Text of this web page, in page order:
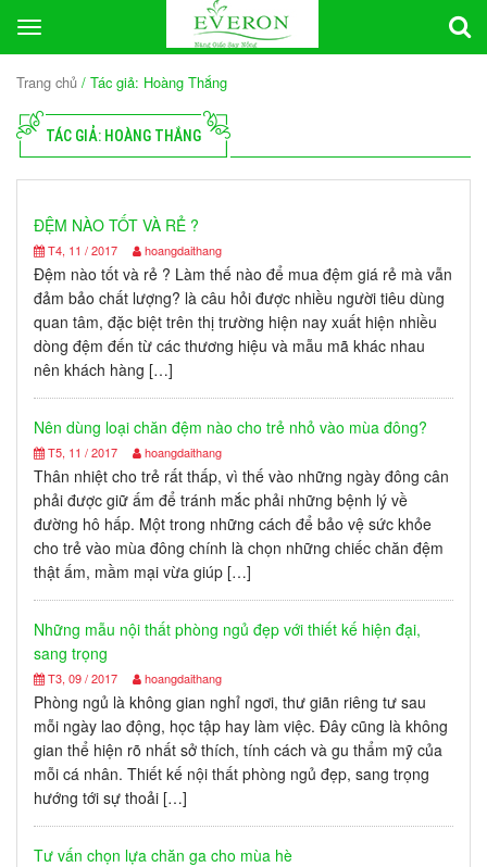
Toggle
navigation
Trang chủ / Tác giả: Hoàng Thắng
TÁC GIẢ: HOÀNG THẮNG
ĐỆM NÀO TỐT VÀ RẺ ?
T4, 11 / 2017 hoangdaithang
Đệm nào tốt và rẻ ? Làm thế nào để mua đệm giá rẻ mà vẫn
đảm bảo chất lượng? là câu hỏi được nhiều người tiêu dùng
quan tâm, đặc biệt trên thị trường hiện nay xuất hiện nhiều
dòng đệm đến từ các thương hiệu và mẫu mã khác nhau
nên khách hàng […]
Nên dùng loại chăn đệm nào cho trẻ nhỏ vào mùa đông?
T5, 11 / 2017 hoangdaithang
Thân nhiệt cho trẻ rất thấp, vì thế vào những ngày đông cân
phải được giữ ấm để tránh mắc phải những bệnh lý về
đường hô hấp. Một trong những cách để bảo vệ sức khỏe
cho trẻ vào mùa đông chính là chọn những chiếc chăn đệm
thật ấm, mầm mại vừa giúp […]
Những mẫu nội thất phòng ngủ đẹp với thiết kế hiện đại,
sang trọng
T3, 09 / 2017 hoangdaithang
Phòng ngủ là không gian nghỉ ngơi, thư giãn riêng tư sau
mỗi ngày lao động, học tập hay làm việc. Đây cũng là không
gian thể hiện rõ nhất sở thích, tính cách và gu thẩm mỹ của
mỗi cá nhân. Thiết kế nội thất phòng ngủ đẹp, sang trọng
hướng tới sự thoải […]
Tư vấn chọn lựa chăn ga cho mùa hè